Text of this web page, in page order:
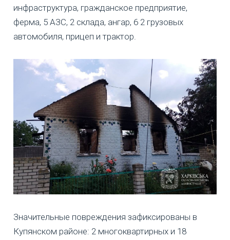
инфраструктура, гражданское предприятие,
ферма, 5 АЗС, 2 склада, ангар, 6 2 грузовых
автомобиля, прицеп и трактор.
Значительные повреждения зафиксированы в
Купянском районе: 2 многоквартирных и 18